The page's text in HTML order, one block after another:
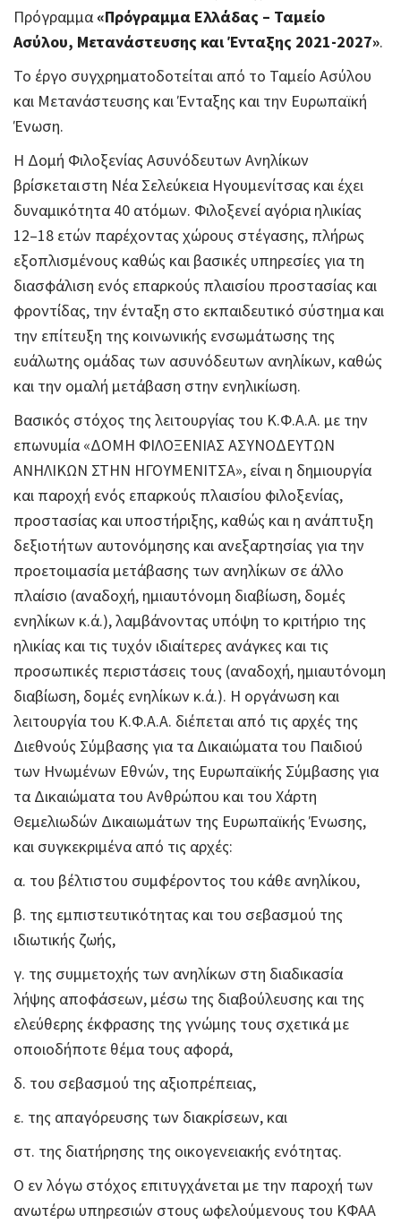
Πρόγραμμα«Πρόγραμμα Ελλάδας – Ταμείο
Ασύλου, Μετανάστευσης και Ένταξης 2021-2027».
Το έργο συγχρηματοδοτείται από το Ταμείο Ασύλου
και Μετανάστευσης και Ένταξης και την Ευρωπαϊκή
Ένωση.
Η Δομή Φιλοξενίας Ασυνόδευτων Ανηλίκων
βρίσκεται στη Νέα Σελεύκεια Ηγουμενίτσας και έχει
δυναμικότητα 40 ατόμων. Φιλοξενεί αγόρια ηλικίας
12–18 ετών παρέχοντας χώρους στέγασης, πλήρως
εξοπλισμένους καθώς και βασικές υπηρεσίες για τη
διασφάλιση ενός επαρκούς πλαισίου προστασίας και
φροντίδας, την ένταξη στο εκπαιδευτικό σύστημα και
την επίτευξη της κοινωνικής ενσωμάτωσης της
ευάλωτης ομάδας των ασυνόδευτων ανηλίκων, καθώς
και την ομαλή μετάβαση στην ενηλικίωση.
Βασικός στόχος της λειτουργίας του Κ.Φ.Α.Α. με την
επωνυμία «ΔΟΜΗ ΦΙΛΟΞΕΝΙΑΣ ΑΣΥΝΟΔΕΥΤΩΝ
ΑΝΗΛΙΚΩΝ ΣΤΗΝ ΗΓΟΥΜΕΝΙΤΣΑ», είναι η δημιουργία
και παροχή ενός επαρκούς πλαισίου φιλοξενίας,
προστασίας και υποστήριξης, καθώς και η ανάπτυξη
δεξιοτήτων αυτονόμησης και ανεξαρτησίας για την
προετοιμασία μετάβασης των ανηλίκων σε άλλο
πλαίσιο (αναδοχή, ημιαυτόνομη διαβίωση, δομές
ενηλίκων κ.ά.), λαμβάνοντας υπόψη το κριτήριο της
ηλικίας και τις τυχόν ιδιαίτερες ανάγκες και τις
προσωπικές περιστάσεις τους (αναδοχή, ημιαυτόνομη
διαβίωση, δομές ενηλίκων κ.ά.). Η οργάνωση και
λειτουργία του Κ.Φ.Α.Α. διέπεται από τις αρχές της
Διεθνούς Σύμβασης για τα Δικαιώματα του Παιδιού
των Ηνωμένων Εθνών, της Ευρωπαϊκής Σύμβασης για
τα Δικαιώματα του Ανθρώπου και του Χάρτη
Θεμελιωδών Δικαιωμάτων της Ευρωπαϊκής Ένωσης,
και συγκεκριμένα από τις αρχές:
α. του βέλτιστου συμφέροντος του κάθε ανηλίκου,
β. της εμπιστευτικότητας και του σεβασμού της
ιδιωτικής ζωής,
γ. της συμμετοχής των ανηλίκων στη διαδικασία
λήψης αποφάσεων, μέσω της διαβούλευσης και της
ελεύθερης έκφρασης της γνώμης τους σχετικά με
οποιοδήποτε θέμα τους αφορά,
δ. του σεβασμού της αξιοπρέπειας,
ε. της απαγόρευσης των διακρίσεων, και
στ. της διατήρησης της οικογενειακής ενότητας.
Ο εν λόγω στόχος επιτυγχάνεται με την παροχή των
ανωτέρω υπηρεσιών στους ωφελούμενους του ΚΦΑΑ